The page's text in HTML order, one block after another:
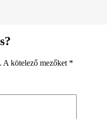
A kötelező mezőket *